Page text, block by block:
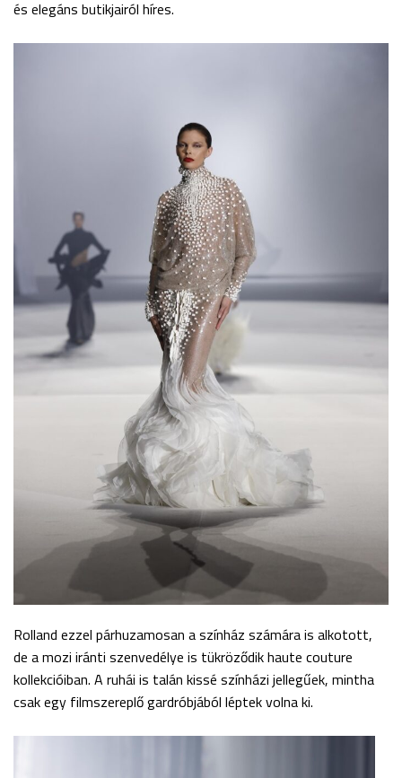
és elegáns butikjairól híres.
Rolland ezzel párhuzamosan a színház számára is alkotott,
de a mozi iránti szenvedélye is tükröződik haute couture
kollekcióiban. A ruhái is talán kissé színházi jellegűek, mintha
csak egy filmszereplő gardróbjából léptek volna ki.